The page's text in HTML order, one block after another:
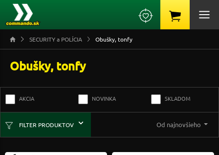
SECURITY a POLÍCIA Obušky, tonfy
Obušky, tonfy
AKCIA NOVINKA SKLADOM
FILTER PRODUKTOV Od najnovšieho